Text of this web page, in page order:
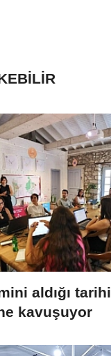
aldığı tarihi
kavuşuyor